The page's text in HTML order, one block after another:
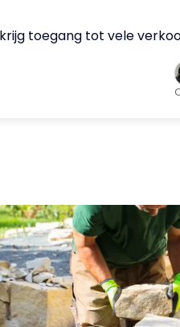
Zuid. De
en magazijn. De huur
toegang tot vele